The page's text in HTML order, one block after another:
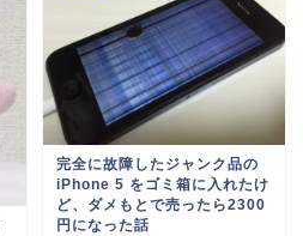
完全に故障したジャンク品の
iPhone 5 をゴミ箱に入れたけ
ど、ダメもとで売ったら2300
円になった話